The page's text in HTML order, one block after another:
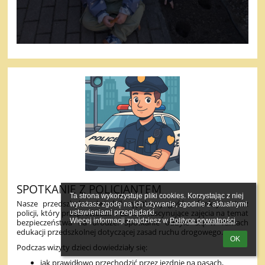
Ta strona wykorzystuje pliki cookies. Korzystając z niej
wyrażasz zgodę na ich używanie, zgodnie z aktualnymi
ustawieniami przeglądarki.
Więcej informacji znajdziesz w Polityce prywatności.
OK
SPOTKANIE Z POLICJANTEM
Nasze przedszkole odwiedził wyjątkowy gość – funkcjonariusz
policji, który przeprowadził z dziećmi fascynujące zajęcia na temat
bezpieczeństwa na drodze. Spotkanie odbyło się w ramach
edukacji przedszkolnej dotyczącej zasad ruchu drogowego.
Podczas wizyty dzieci dowiedziały się:
jak prawidłowo przechodzić przez jezdnię na pasach,